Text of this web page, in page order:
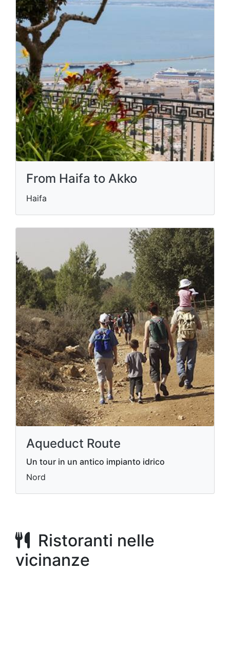
From Haifa to Akko
Haifa
Aqueduct Route
Un tour in un antico impianto idrico
Nord
Ristoranti nelle
vicinanze